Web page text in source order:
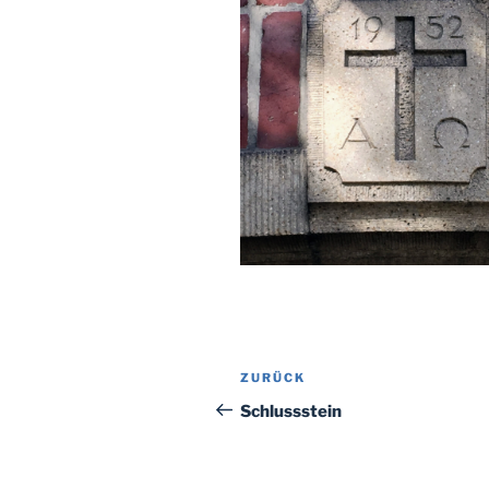
Beitragsnavigation
Vorheriger
Beitrag
ZURÜCK
Schlussstein